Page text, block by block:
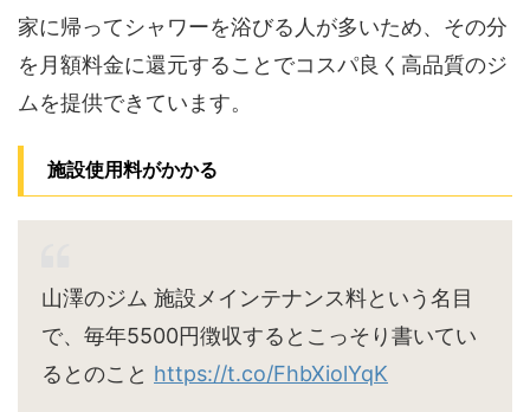
家に帰ってシャワーを浴びる人が多いため、その分
を月額料金に還元することでコスパ良く高品質のジ
ムを提供できています。
施設使用料がかかる
山澤のジム 施設メインテナンス料という名目
で、毎年5500円徴収するとこっそり書いてい
るとのこと https://t.co/FhbXiolYqK